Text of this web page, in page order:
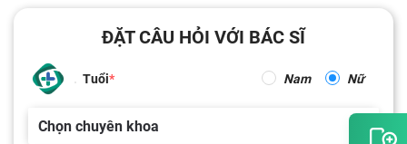
ĐẶT CÂU HỎI VỚI BÁC SĨ
Tuổi Nam Nữ
Chọn chuyên khoa